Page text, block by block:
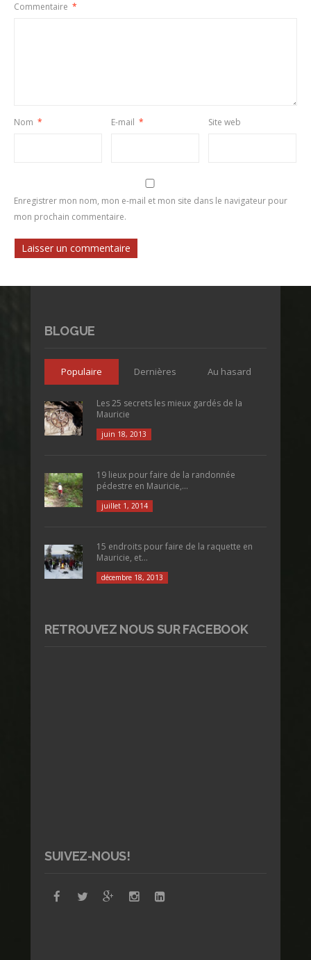
Commentaire *
Nom * E-mail * Site web
Enregistrer mon nom, mon e-mail et mon site dans le navigateur pour
mon prochain commentaire.
BLOGUE
Populaire Dernières Au hasard
Les 25 secrets les mieux gardés de la
Mauricie
juin 18, 2013
19 lieux pour faire de la randonnée
pédestre en Mauricie,...
juillet 1, 2014
15 endroits pour faire de la raquette en
Mauricie, et...
décembre 18, 2013
RETROUVEZ NOUS SUR FACEBOOK
SUIVEZ-NOUS!